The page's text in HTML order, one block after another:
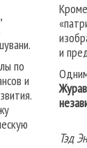
и
Тэд
по
и